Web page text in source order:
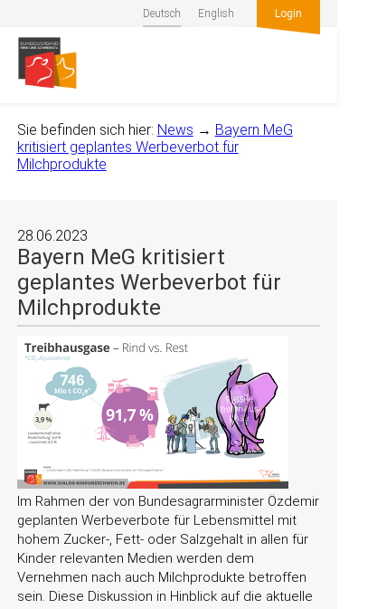
Deutsch English Login
Sie befinden sich hier: News → Bayern MeG
kritisiert geplantes Werbeverbot für
Milchprodukte
28.06.2023
Bayern MeG kritisiert
geplantes Werbeverbot für
Milchprodukte
Im Rahmen der von Bundesagrarminister Özdemir
geplanten Werbeverbote für Lebensmittel mit
hohem Zucker-, Fett- oder Salzgehalt in allen für
Kinder relevanten Medien werden dem
Vernehmen nach auch Milchprodukte betroffen
sein. Diese Diskussion in Hinblick auf die aktuelle